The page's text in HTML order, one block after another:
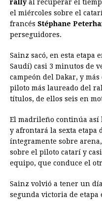
b
o
k
e
n
e
r
s
A
p
rallyal recuperar el
el miércoles sobre el
francés Stéphane
perseguidores.
Sainz sacó, en esta etapa
Saudí) casi 3 minutos de
campeón del Dakar, y
piloto más laureado del
títulos, de ellos seis en
El madrileño continúa
y afrontará la sexta etapa
íntegramente sobre
sobre el piloto catarí y
equipo, que conduce el
Sainz volvió a tener un
segunda victoria de etapa